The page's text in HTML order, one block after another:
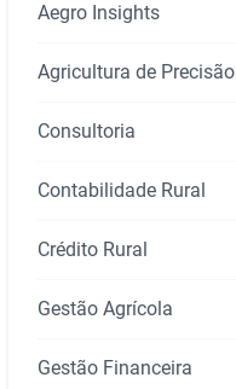
Aegro Insights
Agricultura de Precisão
Consultoria
Contabilidade Rural
Crédito Rural
Gestão Agrícola
Gestão Financeira